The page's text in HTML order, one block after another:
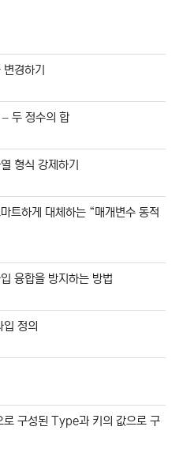
경하기
두 정수의 합
형식 강제하기
하게 대체하는 “매개변수 동적
융합을 방지하는 방법
정의
구성된 Type과 키의 값으로 구